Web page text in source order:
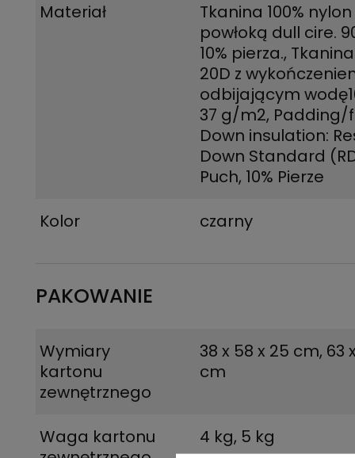
Materiał
Tkanina 100% nylon
powłoką dull cire.
10% pierza.,
20D z
odbijającym
37 g/m2, Padding/
Down insulation:
Down Standard
Puch, 10% Pierze
Kolor
czarny
PAKOWANIE
Wymiary
kartonu
zewnętrznego
38 x 58 x 25 cm, 63
cm
Waga kartonu
4 kg, 5 kg